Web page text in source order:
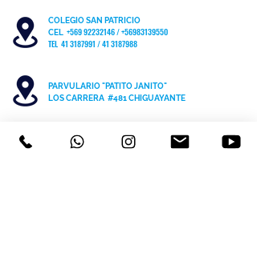
COLEGIO SAN PATRICIO
CEL +569 92232146/+56983139550
TEL 41 3187991 / 41 3187988
PARVULARIO "PATITO JANITO"
LOS CARRERA #481 CHIGUAYANTE
COLEGIO SAN PATRICIO COCHRANE #567
HIGUAYANTE